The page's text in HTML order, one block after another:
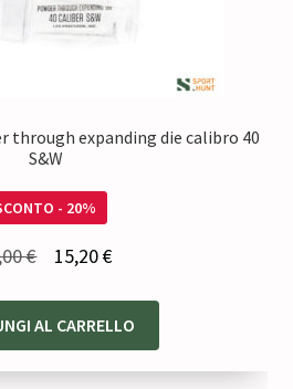
through expanding die calibro 40
S&W
- 20%
€
originale
era:
15,20€Il
attuale
è:
AL CARRELLO